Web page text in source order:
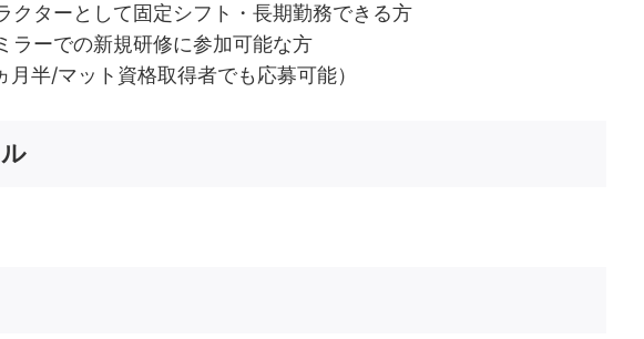
クターとして固定シフト・長期勤務できる方
ラーでの新規研修に参加可能な方
月半/マット資格取得者でも応募可能）